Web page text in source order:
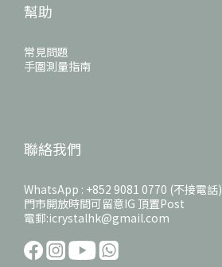
幫助
常見問題
手圍測量指南
聯絡我們
WhatsApp : +852 9081 0770 (不接電話)
門市開放時間可留意IG 頂置Post
電郵:icrystalhk@gmail.com